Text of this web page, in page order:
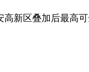
高新区叠加后最高